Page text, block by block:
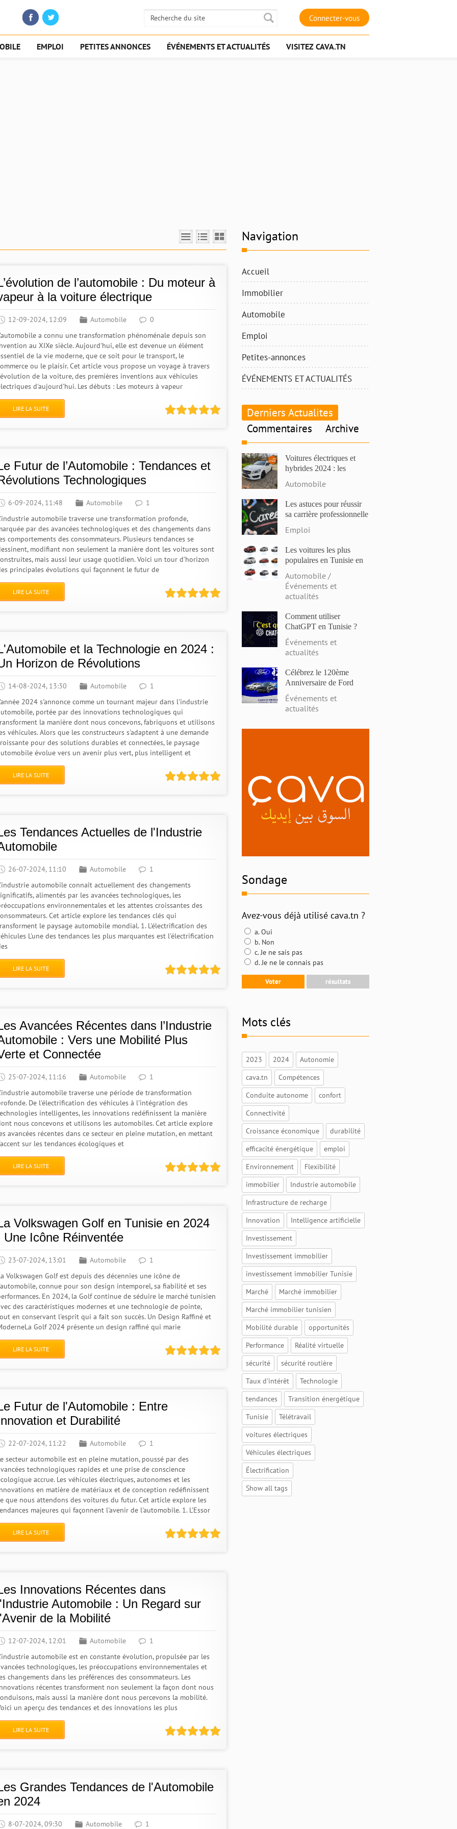
Connecter-vous
EMPLOI PETITES ANNONCES ÉVÉNEMENTS ET ACTUALITÉS VISITEZ CAVA.TN
de l’automobile : Du moteur à
à la voiture électrique
12-09-2024, 12:09 Automobile
0
a connu une transformation phénoménale depuis son
au XIXe siècle. Aujourd'hui, elle est devenue un élément
de la vie moderne, que ce soit pour le transport, le
ou le plaisir. Cet article vous propose un voyage à travers
de la voiture, des premières inventions aux véhicules
d'aujourd'hui. Les débuts : Les moteurs à vapeur
LIRE LA SUITE
Futur de l’Automobile : Tendances et
Technologiques
6-09-2024, 11:48 Automobile
1
automobile traverse une transformation profonde,
par des avancées technologiques et des changements dans
comportements des consommateurs. Plusieurs tendances se
modifiant non seulement la manière dont les voitures sont
mais aussi leur usage quotidien. Voici un tour d’horizon
principales évolutions qui façonnent le futur de
LIRE LA SUITE
et la Technologie en 2024 :
Horizon de Révolutions
14-08-2024, 13:30 Automobile
1
2024 s'annonce comme un tournant majeur dans l'industrie
portée par des innovations technologiques qui
la manière dont nous concevons, fabriquons et utilisons
véhicules. Alors que les constructeurs s'adaptent à une demande
pour des solutions durables et connectées, le paysage
évolue vers un avenir plus vert, plus intelligent et
LIRE LA SUITE
Tendances Actuelles de l'Industrie
26-07-2024, 11:10 Automobile
1
automobile connaît actuellement des changements
alimentés par les avancées technologiques, les
environnementales et les attentes croissantes des
Cet article explore les tendances clés qui
le paysage automobile mondial. 1. L'électrification des
L'une des tendances les plus marquantes est l'électrification
LIRE LA SUITE
Avancées Récentes dans l’Industrie
: Vers une Mobilité Plus
et Connectée
25-07-2024, 11:16 Automobile
1
automobile traverse une période de transformation
De l'électrification des véhicules à l'intégration des
intelligentes, les innovations redéfinissent la manière
nous concevons et utilisons les automobiles. Cet article explore
avancées récentes dans ce secteur en pleine mutation, en mettant
sur les tendances écologiques et
LIRE LA SUITE
Volkswagen Golf en Tunisie en 2024
Une Icône Réinventée
23-07-2024, 13:01 Automobile
1
Volkswagen Golf est depuis des décennies une icône de
connue pour son design intemporel, sa fiabilité et ses
En 2024, la Golf continue de séduire le marché tunisien
des caractéristiques modernes et une technologie de pointe,
en conservant l'esprit qui a fait son succès. Un Design Raffiné et
Golf 2024 présente un design raffiné qui marie
LIRE LA SUITE
Futur de l'Automobile : Entre
et Durabilité
22-07-2024, 11:22 Automobile
1
secteur automobile est en pleine mutation, poussé par des
technologiques rapides et une prise de conscience
accrue. Les véhicules électriques, autonomes et les
en matière de matériaux et de conception redéfinissent
que nous attendons des voitures du futur. Cet article explore les
majeures qui façonnent l'avenir de l'automobile. 1. L'Essor
LIRE LA SUITE
Innovations Récentes dans
Automobile : Un Regard sur
de la Mobilité
12-07-2024, 12:01 Automobile
1
automobile est en constante évolution, propulsée par les
technologiques, les préoccupations environnementales et
changements dans les préférences des consommateurs. Les
récentes transforment non seulement la façon dont nous
mais aussi la manière dont nous percevons la mobilité.
un aperçu des tendances et des innovations les plus
LIRE LA SUITE
Grandes Tendances de l'Automobile
2024
8-07-2024, 09:30 Automobile 1
Navigation
Accueil
Immobilier
Automobile
Emploi
Petites-annonces
ÉVÉNEMENTS ET ACTUALITÉS
Derniers Actualites
Commentaires
Archive
Voitures électriques et
hybrides 2024 : les
et les dernières
Automobile
Les astuces pour réussir
sa carrière professionnelle
Emploi
Les voitures les plus
populaires en Tunisie en
prix et des caractéristiques
Automobile /
Événements et
actualités
Comment utiliser
ChatGPT en Tunisie ?
Événements et
actualités
Célébrez le 120ème
Anniversaire de Ford
avec Alpha Ford en
Tunisie : Profitez de
Remises Exceptionnelles
Événements et
actualités
Sondage
Avez-vous déjà utilisé cava.tn ?
a. Oui
b. Non
c. Je ne sais pas
d. Je ne le connais pas
Mots clés
2023 2024
Autonomie
cava.tn
Compétences
Conduite autonome
confort
Connectivité
Croissance économique
durabilité
efficacité énergétique
emploi
Environnement
Flexibilité
immobilier
Industrie automobile
Infrastructure de recharge
Innovation
Intelligence artificielle
Investissement
Investissement immobilier
investissement immobilier Tunisie
Marché
Marché immobilier
Marché immobilier tunisien
Mobilité durable
opportunités
Performance
Réalité virtuelle
sécurité
sécurité routière
Taux d'intérêt
Technologie
tendances
Transition énergétique
Tunisie
Télétravail
voitures électriques
Véhicules électriques
Électrification
Show all tags